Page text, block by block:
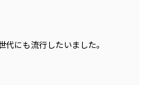
にも流行したいました。